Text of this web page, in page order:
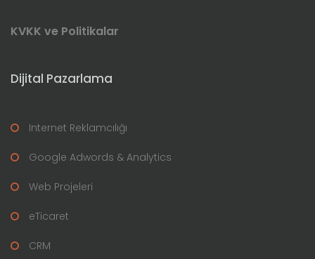
KVKK ve Politikalar
Dijital Pazarlama
Internet Reklamcılığı
Google Adwords & Analytics
Web Projeleri
eTicaret
CRM